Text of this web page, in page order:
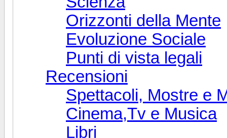
Orizzonti della Mente
Evoluzione Sociale
Punti di vista legali
Recensioni
Spettacoli, Mostre e
Cinema,Tv e Musica
Libri